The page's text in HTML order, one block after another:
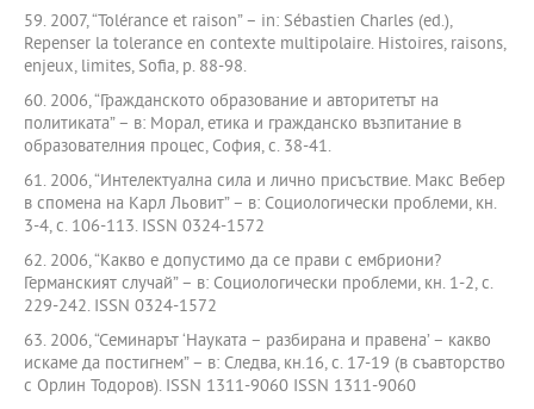
59. 2007, “Tolérance et raison” – in: Sébastien Charles (ed.),
Repenser la tolerance en contexte multipolaire. Histoires, raisons,
enjeux, limites, Sofia, p. 88-98.
60. 2006, “Гражданското образование и авторитетът на
политиката” – в: Морал, етика и гражданско възпитание в
образователния процес, София, с. 38-41.
61. 2006, “Интелектуална сила и лично присъствие. Макс Вебер
в спомена на Карл Льовит” – в: Социологически проблеми, кн.
3-4, с. 106-113. ISSN 0324-1572
62. 2006, “Какво е допустимо да се прави с ембриони?
Германският случай” – в: Социологически проблеми, кн. 1-2, с.
229-242. ISSN 0324-1572
63. 2006, “Семинарът ‘Науката – разбирана и правена’ – какво
искаме да постигнем” – в: Следва, кн.16, с. 17-19 (в съавторство
с Орлин Тодоров). ISSN 1311-9060 ISSN 1311-9060